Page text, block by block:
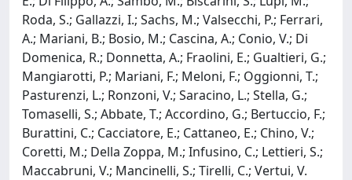
Roda, S.; Gallazzi, I.; Sachs, M.; Valsecchi, P.; Ferrari,
A.; Mariani, B.; Bosio, M.; Cascina, A.; Conio, V.; Di
Domenica, R.; Donnetta, A.; Fraolini, E.; Gualtieri, G.;
Mangiarotti, P.; Mariani, F.; Meloni, F.; Oggionni, T.;
Pasturenzi, L.; Ronzoni, V.; Saracino, L.; Stella, G.;
Tomaselli, S.; Abbate, T.; Accordino, G.; Bertuccio, F.;
Burattini, C.; Cacciatore, E.; Cattaneo, E.; Chino, V.;
Coretti, M.; Della Zoppa, M.; Infusino, C.; Lettieri, S.;
Maccabruni, V.; Mancinelli, S.; Tirelli, C.; Vertui, V.